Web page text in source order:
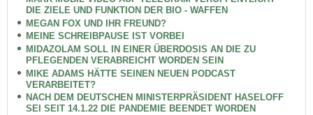
DIE ZIELE UND FUNKTION DER BIO - WAFFEN
MEGAN FOX UND IHR FREUND?
MEINE SCHREIBPAUSE IST VORBEI
MIDAZOLAM SOLL IN EINER ÜBERDOSIS AN DIE ZU
PFLEGENDEN VERABREICHT WORDEN SEIN
MIKE ADAMS HÄTTE SEINEN NEUEN PODCAST
VERARBEITET?
NACH DEM DEUTSCHEN MINISTERPRÄSIDENT HASELOFF
SEI SEIT 14.1.22 DIE PANDEMIE BEENDET WORDEN